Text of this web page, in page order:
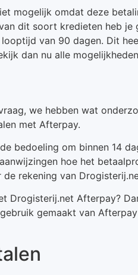
mogelijk omdat deze
dit soort kredieten heb je
van 90 dagen. Dit
dan nu alle
we hebben wat
met Afterpay.
bedoeling om binnen 14
hoe het
rekening van
Drogisterij.net Afterpay?
gemaakt van